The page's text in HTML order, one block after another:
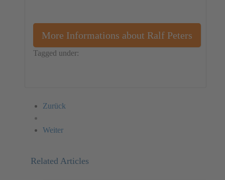
More Informations about Ralf Peters
Tagged under:
Zurück
Weiter
Related Articles